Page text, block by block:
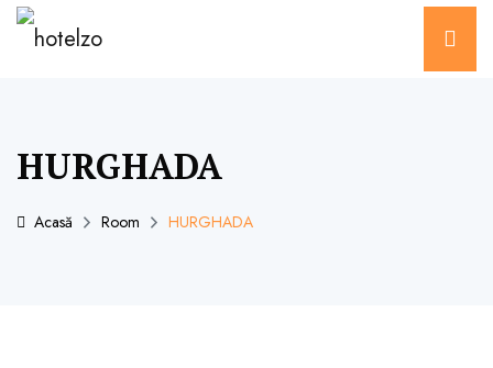
HURGHADA
Acasă Room HURGHADA